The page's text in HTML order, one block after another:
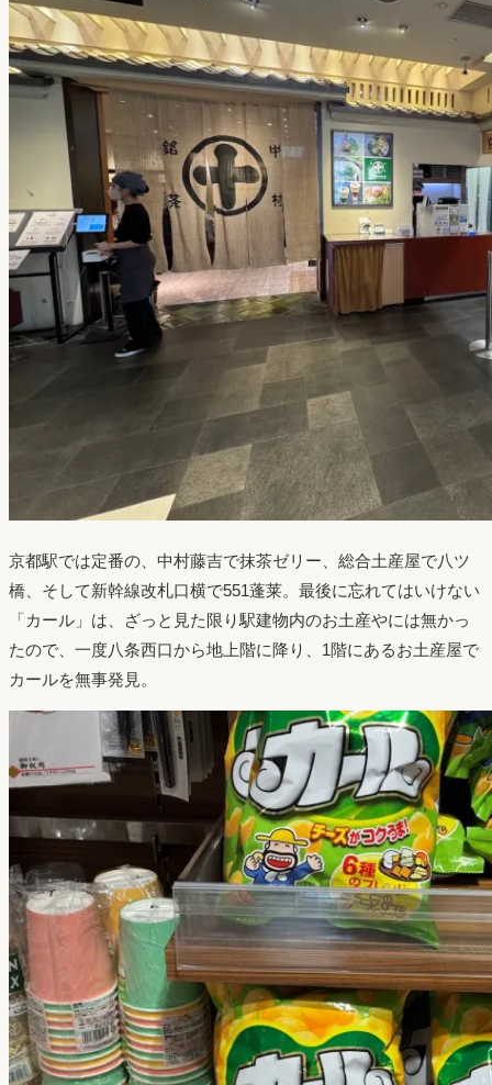
京都駅では定番の、中村藤吉で抹茶ゼリー、総合土産屋で八ツ
橋、そして新幹線改札口横で551蓬莱。最後に忘れてはいけない
「カール」は、ざっと見た限り駅建物内のお土産やには無かっ
たので、一度八条西口から地上階に降り、1階にあるお土産屋で
カールを無事発見。